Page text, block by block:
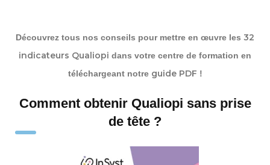
Découvrez tous nos conseils pour mettre en œuvre les 32
indicateurs Qualiopi dans votre centre de formation en
téléchargeant notre guide PDF !
Comment obtenir Qualiopi sans prise
de tête ?